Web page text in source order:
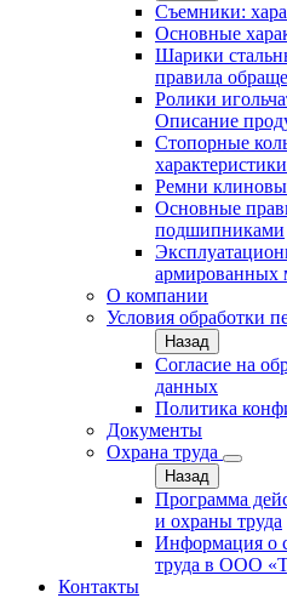
Съемники:
Основные
Шарики
правила
Ролики
Описание
Стопорные
Ремни
Основные
подшипниками
армированных
О компании
Условия обработки
Назад
Согласие на
данных
Политика
Документы
Охрана труда
Назад
Программа
и охраны труда
Информация о
труда в ООО
Контакты